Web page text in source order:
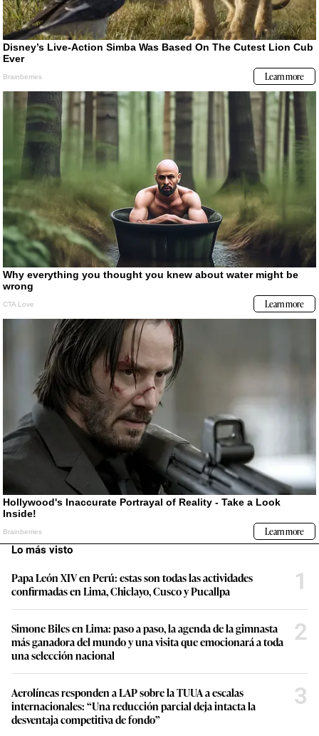
Lo más visto
Papa León XIV en Perú: estas son todas las actividades
confirmadas en Lima, Chiclayo, Cusco y Pucallpa
1
Simone Biles en Lima: paso a paso, la agenda de la gimnasta
más ganadora del mundo y una visita que emocionará a toda
una selección nacional
2
Aerolíneas responden a LAP sobre la TUUA a escalas
internacionales: “Una reducción parcial deja intacta la
desventaja competitiva de fondo”
3